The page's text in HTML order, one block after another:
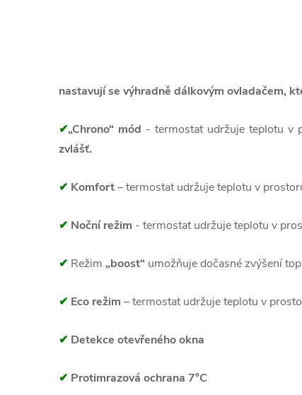
nastavují se výhradně dálkovým ovladačem,
✔„Chrono“ mód - termostat udržuje teplotu v
zvlášť.
✔ Komfort– termostat udržuje teplotu v
✔ Noční režim - termostat udržuje teplotu v
✔ Režim „boost“ umožňuje dočasné zvýšení
✔ Eco režim – termostat udržuje teplotu v
✔ Detekce otevřeného okna
✔ Protimrazová ochrana 7°C